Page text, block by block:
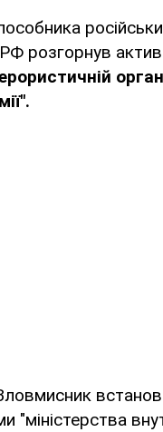
розгорнув